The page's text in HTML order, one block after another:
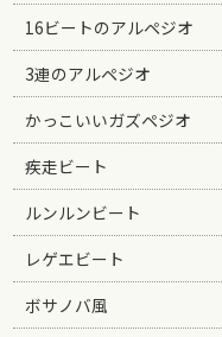
16ビートのアルペジオ
3連のアルペジオ
かっこいいガズペジオ
疾走ビート
ルンルンビート
レゲエビート
ボサノバ風